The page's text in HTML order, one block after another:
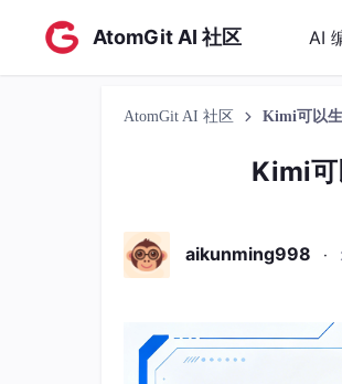
AtomGit AI 社区 AI
AtomGit AI 社区 Kimi可以
Kimi可
aikunming998 ·